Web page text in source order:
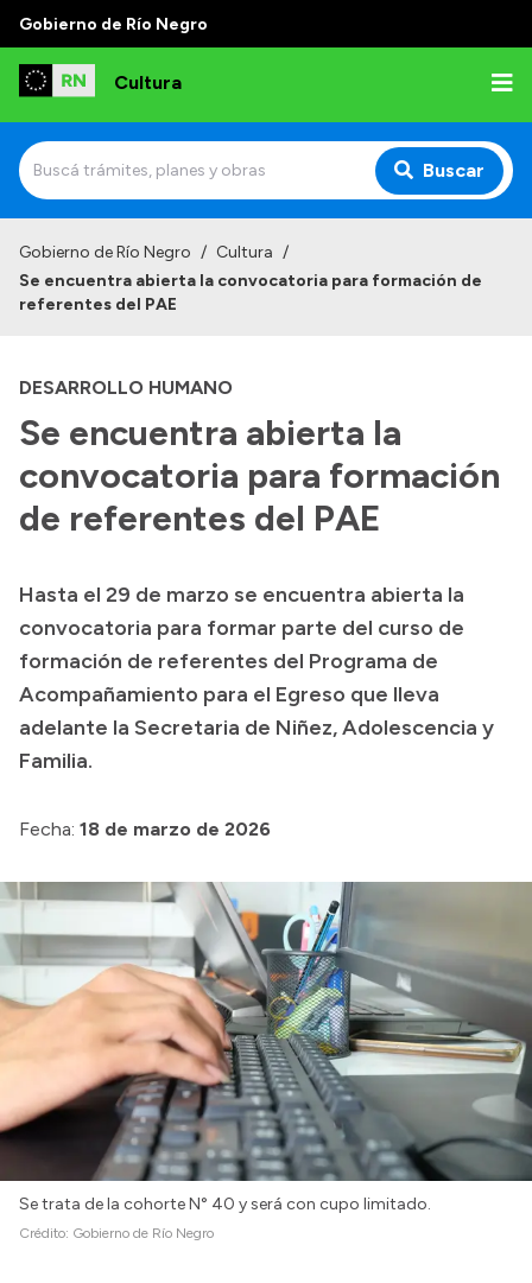
Gobierno de Río Negro
Cultura
Buscar
Institucional
Autoridades
Delegaciones
Normativa
Presupuesto
Boletín Oficial
Compras y licitaciones
Consulta de expedientes
Consulta de pago a proveedores
Login
Gobierno de Río Negro / Cultura /
Se encuentra abierta la convocatoria para formación de
referentes del PAE
DESARROLLO HUMANO
Se encuentra abierta la
convocatoria para formación
de referentes del PAE
Hasta el 29 de marzo se encuentra abierta la
convocatoria para formar parte del curso de
formación de referentes del Programa de
Acompañamiento para el Egreso que lleva
adelante la Secretaria de Niñez, Adolescencia y
Familia.
Fecha: 18 de marzo de 2026
Se trata de la cohorte N° 40 y será con cupo limitado.
Crédito: Gobierno de Río Negro